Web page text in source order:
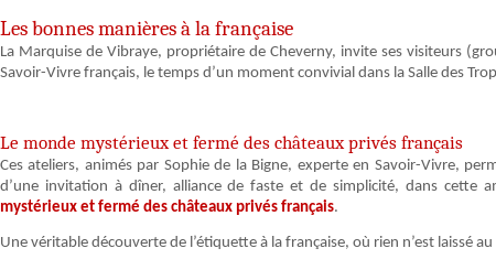
Les bonnes manières à la française
La Marquise de Vibraye, propriétaire de Cheverny, invite ses visiteurs
Savoir-Vivre français, le temps d’un moment convivial dans la Salle des
Le monde mystérieux et fermé des châteaux privés français
Ces ateliers, animés par Sophie de la Bigne, experte en Savoir-Vivre,
d’une invitation à dîner, alliance de faste et de simplicité, dans cette
mystérieux et fermé des châteaux privés français.
Une véritable découverte de l’étiquette à la française, où rien n’est laissé